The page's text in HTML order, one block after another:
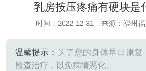
乳房按压疼痛有硬块是
时间：2022-12-31 来源：福州福
温馨提示： 为了您的身体早日康复
检查治疗，以免病情恶化。